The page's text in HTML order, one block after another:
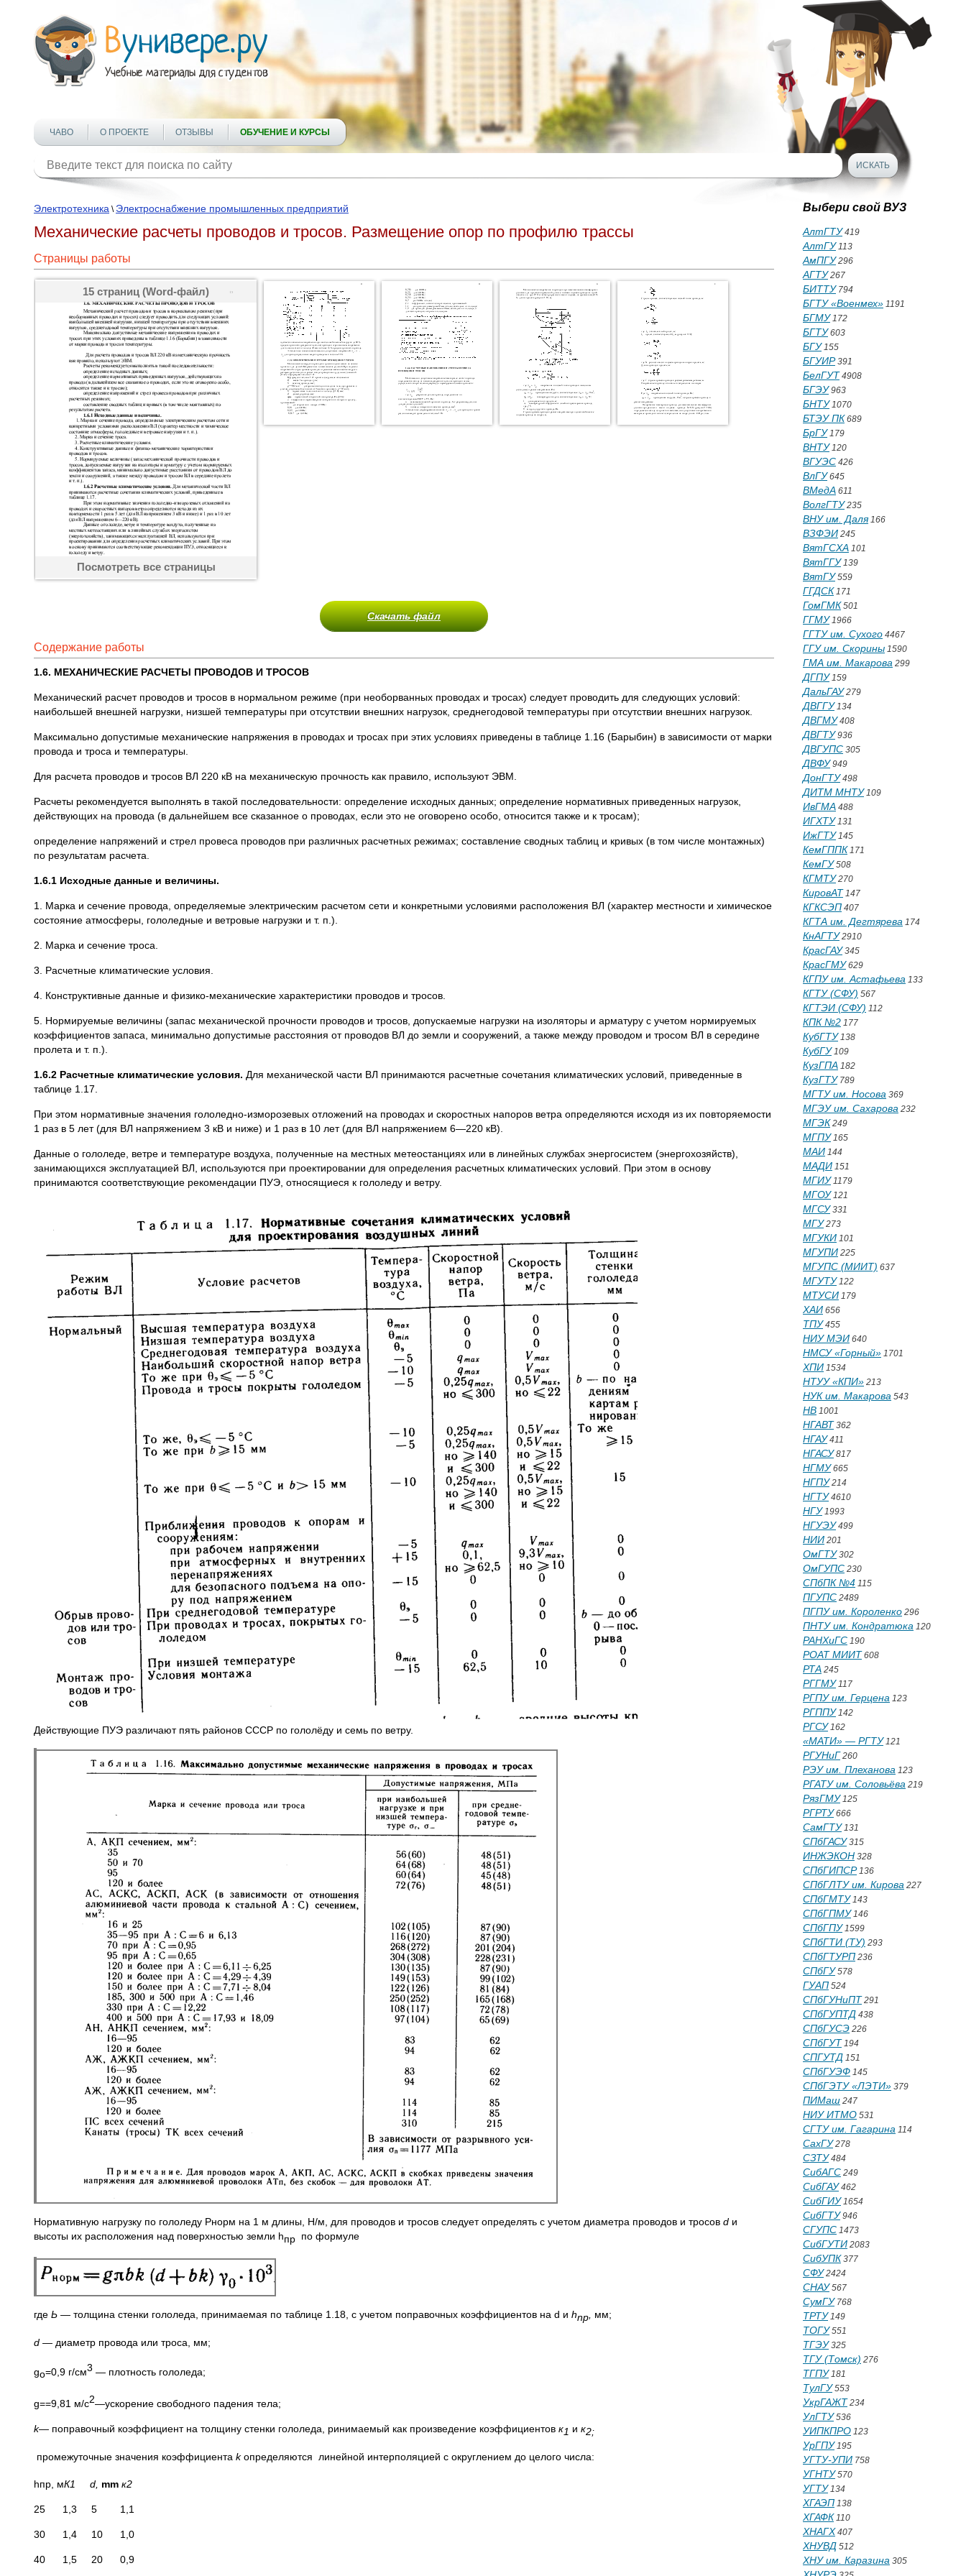
ЧАВО О ПРОЕКТЕ ОТЗЫВЫ ОБУЧЕНИЕ И КУРСЫ
Электротехника \ Электроснабжение промышленных предприятий
Механические расчеты проводов и тросов. Размещение опор по профилю трассы
Страницы работы
15 страниц (Word-файл)
Посмотреть все страницы
Скачать файл
Содержание работы
1.6. МЕХАНИЧЕСКИЕ РАСЧЕТЫ ПРОВОДОВ И ТРОСОВ
Механический расчет проводов и тросов в нормальном режиме (при необорванных проводах и тросах) следует проводить для следующих условий:
наибольшей внешней нагрузки, низшей температуры при отсутствии внешних нагрузок, среднегодовой температуры при отсутствии внешних нагрузок.
Максимально допустимые механические напряжения в проводах и тросах при этих условиях приведены в таблице 1.16 (Барыбин) в зависимости от марки
провода и троса и температуры.
Для расчета проводов и тросов ВЛ 220 кВ на механическую прочность как правило, используют ЭВМ.
Расчеты рекомендуется выполнять в такой последовательности: определение исходных данных; определение нормативных приведенных нагрузок,
действующих на провода (в дальнейшем все сказанное о проводах, если это не оговорено особо, относится также и к тросам);
определение напряжений и стрел провеса проводов при различных расчетных режимах; составление сводных таблиц и кривых (в том числе монтажных)
по результатам расчета.
1.6.1 Исходные данные и величины.
1. Марка и сечение провода, определяемые электрическим расчетом сети и конкретными условиями расположения ВЛ (характер местности и химическое
состояние атмосферы, гололедные и ветровые нагрузки и т. п.).
2. Марка и сечение троса.
3. Расчетные климатические условия.
4. Конструктивные данные и физико-механические характеристики проводов и тросов.
5. Нормируемые величины (запас механической прочности проводов и тросов, допускаемые нагрузки на изоляторы и арматуру с учетом нормируемых
коэффициентов запаса, минимально допустимые расстояния от проводов ВЛ до земли и сооружений, а также между проводом и тросом ВЛ в середине
пролета и т. п.).
1.6.2 Расчетные климатические условия. Для механической части ВЛ принимаются расчетные сочетания климатических условий, приведенные в
таблице 1.17.
При этом нормативные значения гололедно-изморозевых отложений на проводах и скоростных напоров ветра определяются исходя из их повторяемости
1 раз в 5 лет (для ВЛ напряжением 3 кВ и ниже) и 1 раз в 10 лет (для ВЛ напряжением 6—220 кВ).
Данные о гололеде, ветре и температуре воздуха, полученные на местных метеостанциях или в линейных службах энергосистем (энергохозяйств),
занимающихся эксплуатацией ВЛ, используются при проектировании для определения расчетных климатических условий. При этом в основу
принимаются соответствующие рекомендации ПУЭ, относящиеся к гололеду и ветру.
Действующие ПУЭ различают пять районов СССР по гололёду и семь по ветру.
Нормативную нагрузку по гололеду Рнорм на 1 м длины, Н/м, для проводов и тросов следует определять с учетом диаметра проводов и тросов d и
высоты их расположения над поверхностью земли hпр по формуле
где Ь — толщина стенки гололеда, принимаемая по таблице 1.18, с учетом поправочных коэффициентов на d и hnp мм;
d — диаметр провода или троса, мм;
gо=0,9 г/см3 — плотность гололеда;
g==9,81 м/с2—ускорение свободного падения тела;
k— поправочный коэффициент на толщину стенки гололеда, ринимаемый как произведение коэффициентов к1 и к2;
промежуточные значения коэффициента kопределяются линейной интерполяцией с округлением до целого числа:
hпр, мК1 d, mm к2
25 1,3 5 1,1
30 1,4 10 1,0
40 1,5 20 0,9
Выбери свой ВУЗ
АлтГТУ419
АлтГУ113
АмПГУ296
АГТУ267
БИТТУ794
БГТУ «Военмех» 1191
БГМУ172
БГТУ603
БГУ155
БГУИР391
БелГУТ 4908
БГЭУ963
БНТУ1070
БТЭУ ПК 689
БрГУ179
ВНТУ120
ВГУЭС 426
ВлГУ645
ВМедА 611
ВолгГТУ235
ВНУ им. Даля166
ВЗФЭИ 245
ВятГСХА 101
ВятГГУ139
ВятГУ559
ГГДСК 171
ГомГМК 501
ГГМУ1966
ГГТУ им. Сухого 4467
ГГУ им. Скорины 1590
ГМА им. Макарова 299
ДГПУ159
ДальГАУ279
ДВГГУ134
ДВГМУ408
ДВГТУ936
ДВГУПС 305
ДВФУ949
ДонГТУ498
ДИТМ МНТУ109
ИвГМА 488
ИГХТУ131
ИжГТУ145
КемГППК 171
КемГУ508
КГМТУ270
КировАТ 147
КГКСЭП 407
КГТА им. Дегтярева 174
КнАГТУ2910
КрасГАУ345
КрасГМУ629
КГПУ им. Астафьева 133
КГТУ (СФУ) 567
КГТЭИ (СФУ) 112
КПК №2 177
КубГТУ138
КубГУ109
КузГПА 182
КузГТУ789
МГТУ им. Носова 369
МГЭУ им. Сахарова 232
МГЭК 249
МГПУ165
МАИ 144
МАДИ 151
МГИУ1179
МГОУ121
МГСУ331
МГУ273
МГУКИ 101
МГУПИ 225
МГУПС (МИИТ) 637
МГУТУ122
МТУСИ 179
ХАИ 656
ТПУ455
НИУ МЭИ 640
НМСУ «Горный» 1701
ХПИ 1534
НТУУ «КПИ» 213
НУК им. Макарова 543
НВ 1001
НГАВТ 362
НГАУ411
НГАСУ817
НГМУ665
НГПУ214
НГТУ4610
НГУ1993
НГУЭУ499
НИИ 201
ОмГТУ302
ОмГУПС 230
СПбПК №4 115
ПГУПС 2489
ПГПУ им. Короленко 296
ПНТУ им. Кондратюка 120
РАНХиГС 190
РОАТ МИИТ 608
РТА 245
РГГМУ117
РГПУ им. Герцена 123
РГППУ142
РГСУ162
«МАТИ» — РГТУ121
РГУНиГ 260
РЭУ им. Плеханова 123
РГАТУ им. Соловьёва 219
РязГМУ125
РГРТУ666
СамГТУ131
СПбГАСУ315
ИНЖЭКОН 328
СПбГИПСР136
СПбГЛТУ им. Кирова 227
СПбГМТУ143
СПбГПМУ146
СПбГПУ1599
СПбГТИ (ТУ) 293
СПбГТУРП 236
СПбГУ578
ГУАП 524
СПбГУНиПТ 291
СПбГУПТД 438
СПбГУСЭ 226
СПбГУТ 194
СПГУТД 151
СПбГУЭФ 145
СПбГЭТУ «ЛЭТИ» 379
ПИМаш 247
НИУ ИТМО 531
СГТУ им. Гагарина 114
СахГУ278
СЗТУ484
СибАГС 249
СибГАУ462
СибГИУ1654
СибГТУ946
СГУПС 1473
СибГУТИ 2083
СибУПК 377
СФУ2424
СНАУ567
СумГУ768
ТРТУ149
ТОГУ551
ТГЭУ325
ТГУ (Томск) 276
ТГПУ181
ТулГУ553
УкрГАЖТ 234
УлГТУ536
УИПКПРО 123
УрГПУ195
УГТУ-УПИ 758
УГНТУ570
УГТУ134
ХГАЭП 138
ХГАФК 110
ХНАГХ 407
ХНУВД 512
ХНУ им. Каразина 305